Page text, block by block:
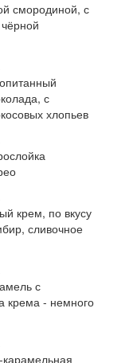
смородиной, с
с
хлопьев
крем, по вкусу
сливочное
с
крема - немного